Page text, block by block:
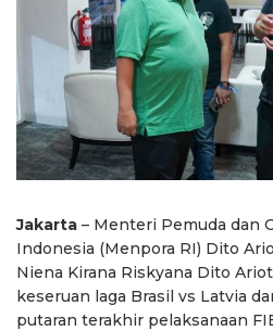
Jakarta – Menteri Pemuda dan
Indonesia (Menpora RI) Dito
Niena Kirana Riskyana Dito
keseruan laga Brasil vs Latvia
putaran terakhir pelaksanaan